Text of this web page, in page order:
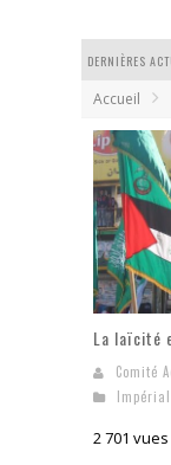
DERNIÈRES
Accueil
La laïcité
Comité
2 701 vues